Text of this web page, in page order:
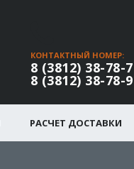
КОНТАКТНЫЙ НОМЕР:
8 (3812) 38-78-
8 (3812) 38-78-
РАСЧЕТ ДОСТАВКИ